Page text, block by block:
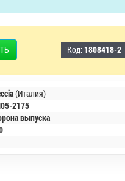
Код: 1808418-2
(Италия)
2175
выпуска